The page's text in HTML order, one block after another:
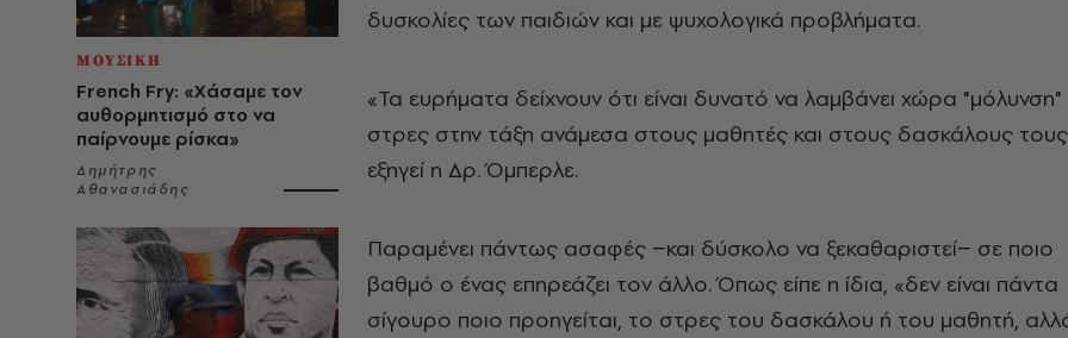
ΜΟΥΣΙΚΗ
French Fry: «Χάσαμε τον
αυθορμητισμό στο να
παίρνουμε ρίσκα»
Δημήτρης
Αθανασιάδης
δυσκολίες των παιδιών και με ψυχολογικά προβλήματα.
«Τα ευρήματα δείχνουν ότι είναι δυνατό να λαμβάνει χώρα "μόλυνση"
στρες στην τάξη ανάμεσα στους μαθητές και στους δασκάλους
εξηγεί η Δρ. Όμπερλε.
Παραμένει πάντως ασαφές −και δύσκολο να ξεκαθαριστεί− σε ποιο
βαθμό ο ένας επηρεάζει τον άλλο. Όπως είπε η ίδια, «δεν είναι πάντα
σίγουρο ποιο προηγείται, το στρες του δασκάλου ή του μαθητή,